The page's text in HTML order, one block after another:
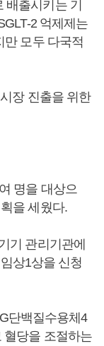
출시키는 기
2 억제제는
만 모두 다국적
장 진출을 위한
명을 대상으
을 세웠다.
기 관리기관에
상1상을 신청
단백질수용체4
혈당을 조절하는